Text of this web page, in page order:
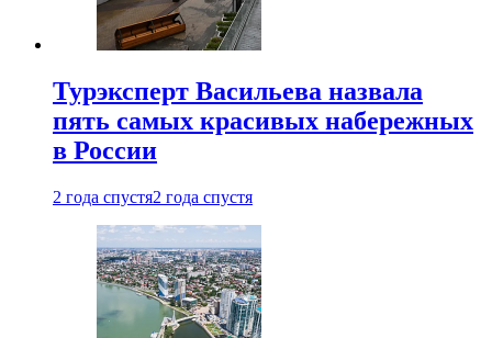
Турэксперт Васильева назвала
пять самых красивых набережных
в России
2 года спустя2 года спустя